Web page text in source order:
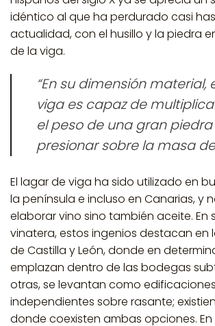
idéntico al que ha perdurado casi
actualidad, con el husillo y la piedra
de la viga.
“En su dimensión material,
viga es capaz de
el peso de una gran
presionar sobre la masa
El lagar de viga ha sido utilizado en
la península e incluso en Canarias, y
elaborar vino sino también aceite. En
vinatera, estos ingenios destacan en
de Castilla y León, donde en
emplazan dentro de las bodegas
otras, se levantan como edificaciones
independientes sobre rasante;
donde coexisten ambas opciones.